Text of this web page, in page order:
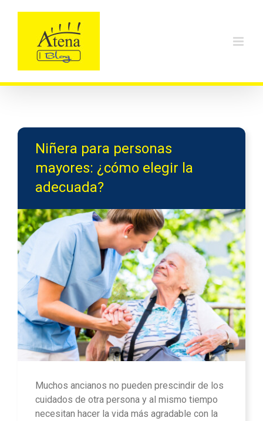
Niñera para personas
mayores: ¿cómo elegir la
adecuada?
Muchos ancianos no pueden prescindir de los
cuidados de otra persona y al mismo tiempo
necesitan hacer la vida más agradable con la